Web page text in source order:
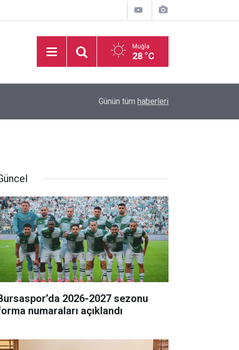
Muğla
28 °C
TAYK - Eker Olympos Regatta’da ilk start verildi
Günün tüm haberleri
2026-2027 sezonu
numaraları açıklandı